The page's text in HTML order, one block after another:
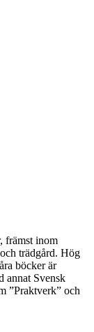
främst inom
trädgård. Hög
böcker är
annat Svensk
”Praktverk” och